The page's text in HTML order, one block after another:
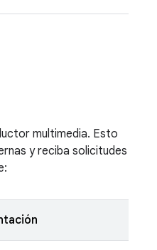
multimedia. Esto
y reciba solicitudes